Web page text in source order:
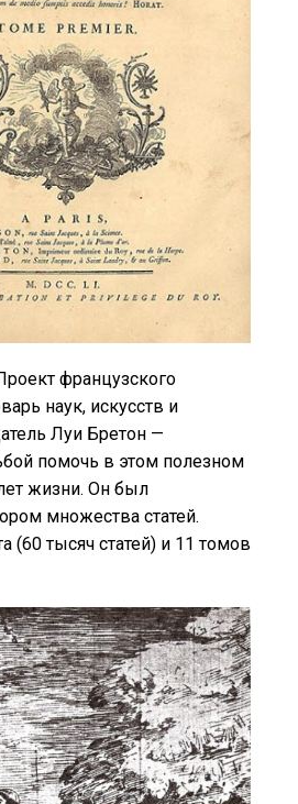
французского
наук, искусств и
Луи Бретон —
помочь в этом полезном
жизни. Он был
множества статей.
(60 тысяч статей) и 11 томов